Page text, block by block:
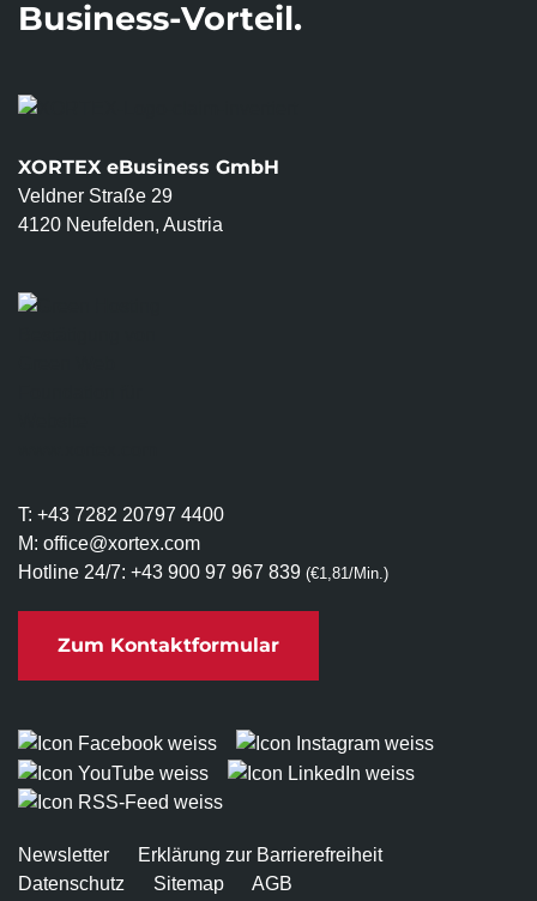
Business-Vorteil.
XORTEX eBusiness GmbH
Veldner Straße 29
4120 Neufelden, Austria
T: +43 7282 20797 4400
M: office@xortex.com
Hotline 24/7: +43 900 97 967 839 (€1,81/Min.)
Zum Kontaktformular
Newsletter
Erklärung zur Barrierefreiheit
Datenschutz
Sitemap AGB